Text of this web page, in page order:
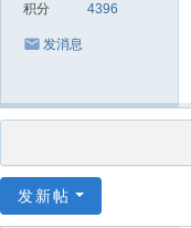
积分 4396
发消息
发新帖